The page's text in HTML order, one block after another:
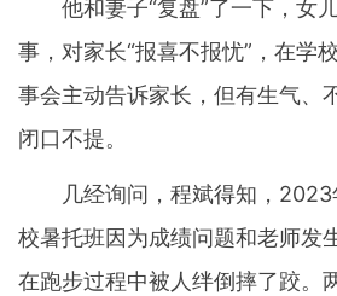
他和妻子“复盘”了一下，女
事，对家长“报喜不报忧”，在学
事会主动告诉家长，但有生气、
闭口不提。
几经询问，程斌得知，2023
校暑托班因为成绩问题和老师发
在跑步过程中被人绊倒摔了跤。